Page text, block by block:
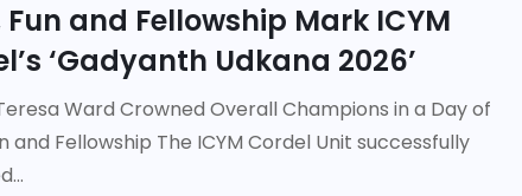
Fun and Fellowship Mark ICYM
‘Gadyanth Udkana 2026’
Ward Crowned Overall Champions in a Day of
and Fellowship The ICYM Cordel Unit successfully